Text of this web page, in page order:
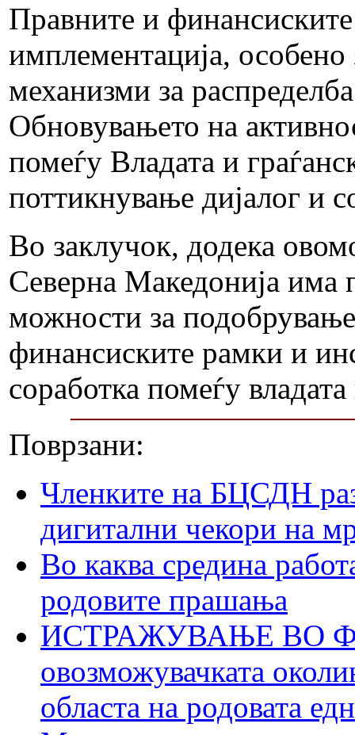
Правните и
имплементација, особено
механизми за
Обновувањето на
помеѓу Владата и
поттикнување дијалог и
Во заклучок, додека
Северна Македонија има
можности за
финансиските рамки и
соработка помеѓу
Поврзани:
Членките на БЦСДН
дигитални чекори на
Во каква средина
родовите прашања
ИСТРАЖУВАЊЕ ВО
овозможувачката
областа на родовата